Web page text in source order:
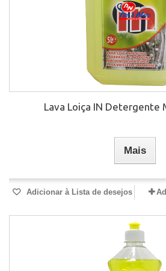
Lava Loiça IN Detergente
Mais
Adicionar à Lista de desejos